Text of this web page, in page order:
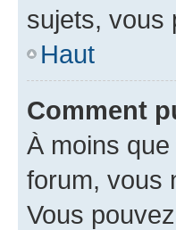
sujets, vous
Haut
Comment
À moins
forum, vous
Vous